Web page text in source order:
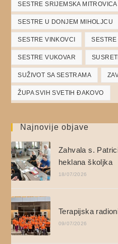
SESTRE SRIJEMSKA MITROVICA
SESTRE U DONJEM MIHOLJCU
SESTRE VINKOVCI
SESTRE VUKOVAR
SUŽIVOT SA SESTRAMA
ŽUPA SVIH SVETIH ĐAKOVO
Najnovije objave
Zahvala s.
heklana školjka
18/07/2026
Terapijska
09/07/2026